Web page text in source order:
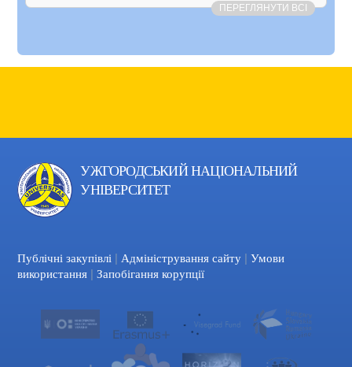
ПЕРЕГЛЯНУТИ ВСІ
УЖГОРОДСЬКИЙ НАЦІОНАЛЬНИЙ
УНІВЕРСИТЕТ
Facebook
Публічні закупівлі | Адміністрування сайту | Умови
використання | Запобігання корупції